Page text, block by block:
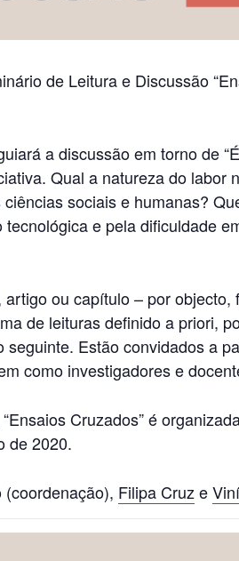
de Leitura e Discussão
a discussão em torno de
Qual a natureza do
sociais e humanas?
e pela dificuldade
ou capítulo – por
de leituras definido a priori,
Estão convidados a
como investigadores e
Cruzados” é
de 2020.
Filipa Cruz e